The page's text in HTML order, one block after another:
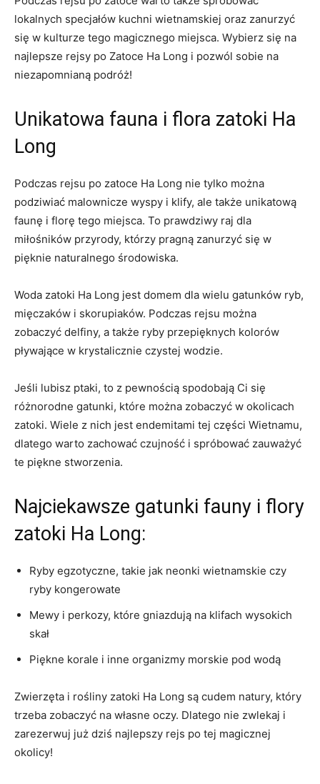
⁢lokalnych specjałów kuchni wietnamskiej oraz zanurzyć
się w kulturze tego magicznego miejsca. Wybierz się na
najlepsze rejsy po Zatoce‍ Ha Long i pozwól sobie‌ na
niezapomnianą podróż!
Unikatowa fauna i flora zatoki Ha⁢
Long
Podczas rejsu po zatoce Ha​ Long nie⁤ tylko można
podziwiać‍ malownicze ‌wyspy i klify, ⁤ale⁢ także unikatową
faunę i florę tego miejsca. To prawdziwy raj dla
miłośników przyrody, ‍którzy ⁤pragną zanurzyć się⁢ w
pięknie naturalnego środowiska.
Woda zatoki Ha ​Long jest domem dla ‍wielu gatunków ryb,
mięczaków i skorupiaków. Podczas rejsu można
zobaczyć ‌delfiny, a także ‍ryby przepięknych kolorów
pływające w krystalicznie ​czystej wodzie.
Jeśli‍ lubisz ptaki, to⁤ z pewnością spodobają Ci ​się
różnorodne gatunki,‍ które można⁣ zobaczyć w okolicach
zatoki. Wiele​ z nich jest endemitami tej części Wietnamu,
dlatego‍ warto zachować ‌czujność i ⁤spróbować zauważyć
te piękne stworzenia.
Najciekawsze gatunki fauny i ​flory
zatoki Ha Long:
Ryby egzotyczne, takie jak neonki wietnamskie czy
ryby ‍kongerowate
Mewy i perkozy, które gniazdują na klifach wysokich
skał
Piękne korale⁣ i inne⁢ organizmy morskie pod wodą
Zwierzęta i rośliny zatoki Ha ​Long są cudem natury, który
trzeba zobaczyć na własne oczy. Dlatego nie zwlekaj i
zarezerwuj już​ dziś najlepszy rejs po tej magicznej
okolicy!